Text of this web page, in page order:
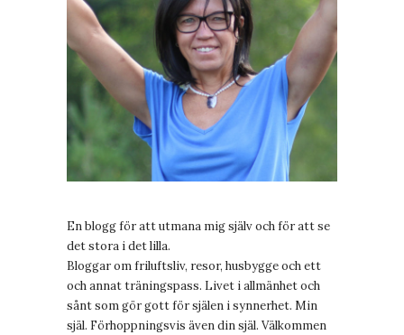
En blogg för att utmana mig själv och för att se
det stora i det lilla.
Bloggar om friluftsliv, resor, husbygge och ett
och annat träningspass. Livet i allmänhet och
sånt som gör gott för själen i synnerhet. Min
själ. Förhoppningsvis även din själ. Välkommen